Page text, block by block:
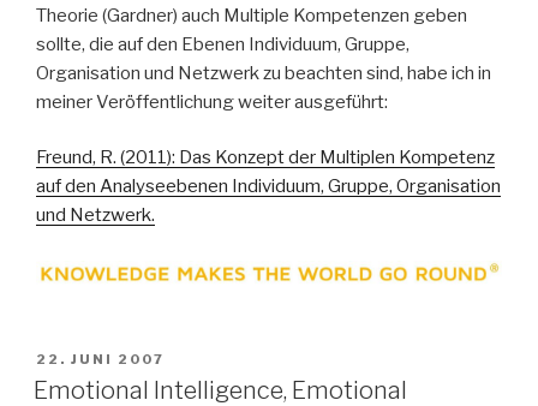
Theorie (Gardner) auch Multiple Kompetenzen geben
sollte, die auf den Ebenen Individuum, Gruppe,
Organisation und Netzwerk zu beachten sind, habe ich in
meiner Veröffentlichung weiter ausgeführt:
Freund, R. (2011): Das Konzept der Multiplen Kompetenz
auf den Analyseebenen Individuum, Gruppe, Organisation
und Netzwerk.
VERÖFFENTLICHT
AM
22. JUNI 2007
Emotional Intelligence, Emotional